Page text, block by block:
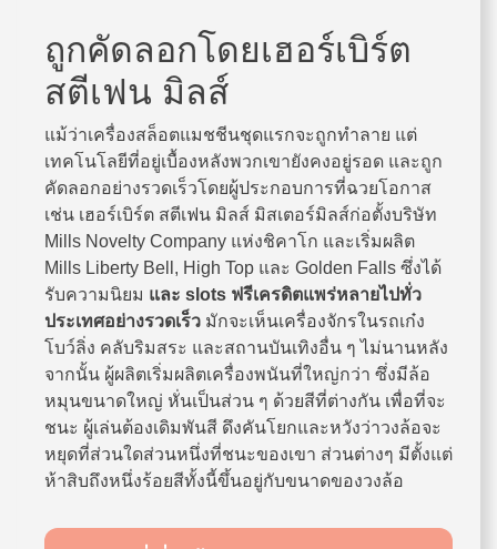
ถูกคัดลอกโดยเฮอร์เบิร์ต
สตีเฟน มิลส์
แม้ว่าเครื่องสล็อตแมชชีนชุดแรกจะถูกทำลาย แต่
เทคโนโลยีที่อยู่เบื้องหลังพวกเขายังคงอยู่รอด และถูก
คัดลอกอย่างรวดเร็วโดยผู้ประกอบการที่ฉวยโอกาส
เช่น เฮอร์เบิร์ต สตีเฟน มิลส์ มิสเตอร์มิลส์ก่อตั้งบริษัท
Mills Novelty Company แห่งชิคาโก และเริ่มผลิต
Mills Liberty Bell, High Top และ Golden Falls ซึ่งได้
รับความนิยม และ slots ฟรีเครดิตแพร่หลายไปทั่ว
ประเทศอย่างรวดเร็ว มักจะเห็นเครื่องจักรในรถเก๋ง
โบว์ลิ่ง คลับริมสระ และสถานบันเทิงอื่น ๆ ไม่นานหลัง
จากนั้น ผู้ผลิตเริ่มผลิตเครื่องพนันที่ใหญ่กว่า ซึ่งมีล้อ
หมุนขนาดใหญ่ หั่นเป็นส่วน ๆ ด้วยสีที่ต่างกัน เพื่อที่จะ
ชนะ ผู้เล่นต้องเดิมพันสี ดึงคันโยกและหวังว่าวงล้อจะ
หยุดที่ส่วนใดส่วนหนึ่งที่ชนะของเขา ส่วนต่างๆ มีตั้งแต่
ห้าสิบถึงหนึ่งร้อยสีทั้งนี้ขึ้นอยู่กับขนาดของวงล้อ